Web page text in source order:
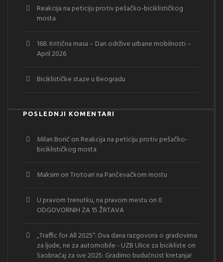
Reakcija na peticiju protiv pešačko-biciklističkog
mosta
168. Kritična masa – Dan održive urbane mobilnosti –
April 2026
Biciklističke staze u Beogradu
POSLEDNJI KOMENTARI
Milan Borić on Reakcija na peticiju protiv pešačko-
biciklističkog mosta
Maksim onTrotoari na Pančevačkom mostu
U pravom trenutku, na pravom mestu on 0
ODGOVORNIH ZA 15 ŽRTAVA
„Traffic for All 2025“: Dva dana razgovora o gradovima
za ljude, ne za automobile - UZB Ulice za bicikliste on
Saobraćaj za sve 2025: Gradimo budućnost kretanja!